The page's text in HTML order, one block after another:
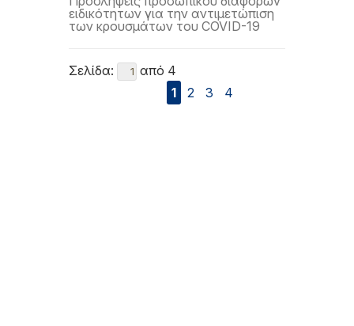
ειδικότητων για την αντιμετώπιση
των κρουσμάτων του COVID-19
Σελίδα:
από 4
1
2 3 4